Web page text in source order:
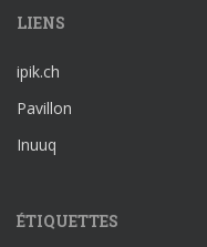
LIENS
ipik.ch
Pavillon
Inuuq
ÉTIQUETTES